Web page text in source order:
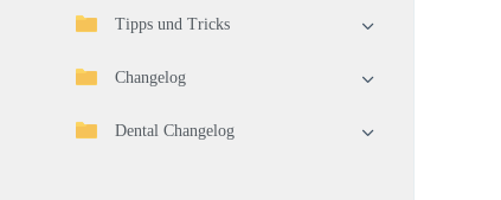
Tipps und Tricks
Changelog
Dental Changelog